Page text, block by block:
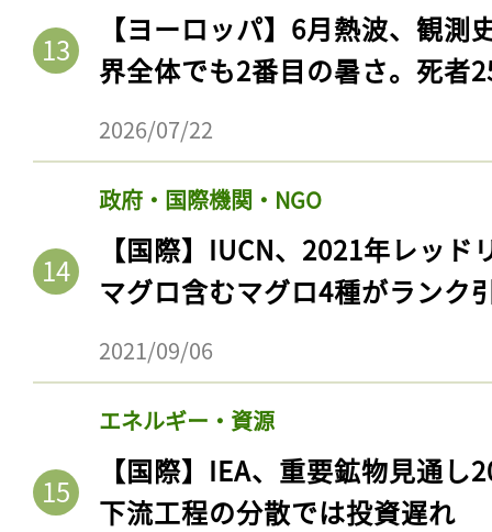
【ヨーロッパ】6月熱波、観
界全体でも2番目の暑さ。死者
2026/07/22
政府・国際機関・NGO
【国際】IUCN、2021年レッ
マグロ含むマグロ4種がランク
2021/09/06
エネルギー・資源
【国際】IEA、重要鉱物見通
下流工程の分散では投資遅れ